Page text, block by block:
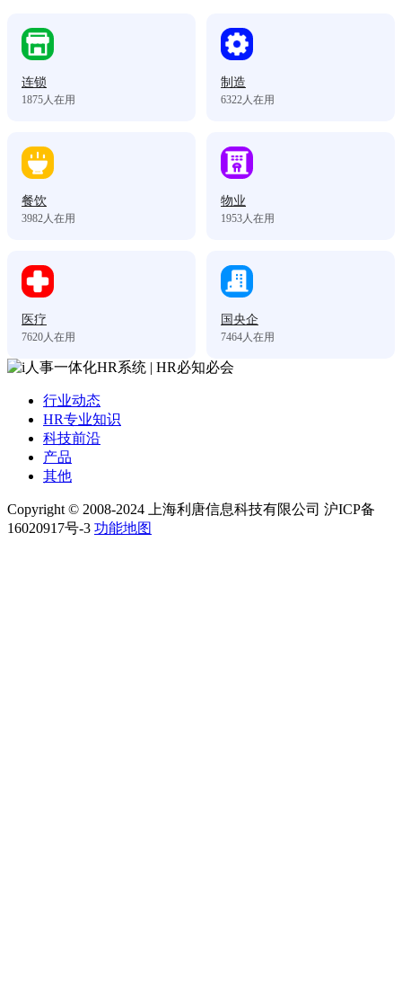
连锁
1875人在用
制造
6322人在用
餐饮
3982人在用
物业
1953人在用
医疗
7620人在用
国央企
7464人在用
行业动态
HR专业知识
科技前沿
产品
其他
Copyright © 2008-2024 上海利唐信息科技有限公司 沪ICP备
16020917号-3 功能地图